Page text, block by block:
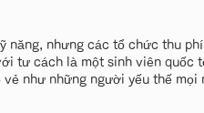
năng, nhưng các tổ chức thu
tư cách là một sinh viên quốc
như những người yếu thế mọi